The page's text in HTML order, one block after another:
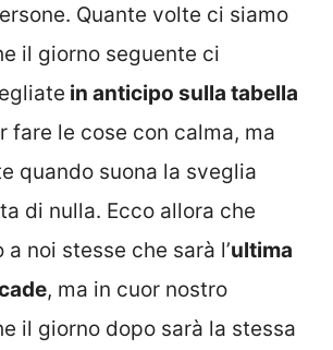
Quante volte ci siamo
il giorno seguente ci
in anticipo sulla tabella
fare le cose con calma, ma
quando suona la sveglia
di nulla. Ecco allora che
noi stesse che sarà l’ultima
, ma in cuor nostro
il giorno dopo sarà la stessa